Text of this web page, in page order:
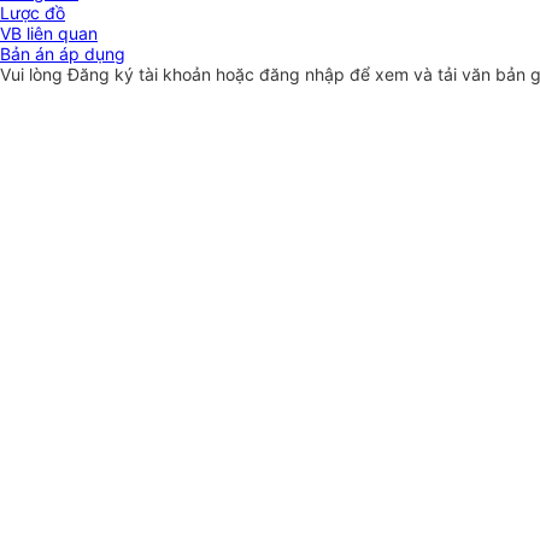
Lược đồ
VB liên quan
Bản án áp dụng
Vui lòngĐăng ký tài khoản hoặc đăng nhập để xem và tải văn bản